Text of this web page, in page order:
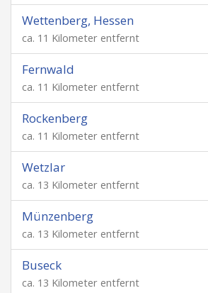
Wettenberg, Hessen
ca. 11 Kilometer entfernt
Fernwald
ca. 11 Kilometer entfernt
Rockenberg
ca. 11 Kilometer entfernt
Wetzlar
ca. 13 Kilometer entfernt
Münzenberg
ca. 13 Kilometer entfernt
Buseck
ca. 13 Kilometer entfernt